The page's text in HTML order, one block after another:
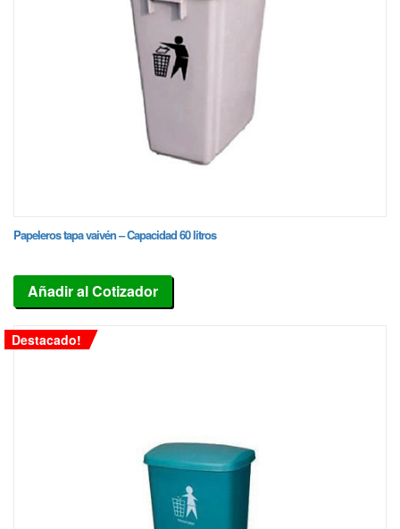
Papeleros tapa vaivén – Capacidad 60 litros
Añadir al Cotizador
Destacado!